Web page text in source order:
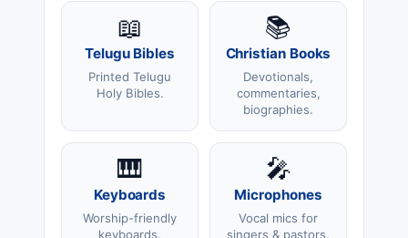
📖
Telugu Bibles
Printed Telugu
Holy Bibles.
📚
Christian Books
Devotionals,
commentaries,
biographies.
🎹
Keyboards
Worship-friendly
keyboards.
🎤
Microphones
Vocal mics for
singers & pastors.